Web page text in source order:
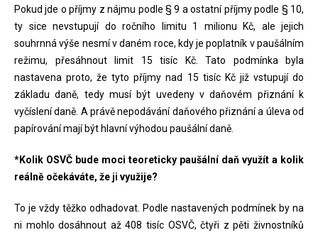
Pokud jde o příjmy z nájmu podle § 9 a ostatní příjmy podle § 10,
ty sice nevstupují do ročního limitu 1 milionu Kč, ale jejich
souhrnná výše nesmí v daném roce, kdy je poplatník v paušálním
režimu, přesáhnout limit 15 tisíc Kč. Tato podmínka byla
nastavena proto, že tyto příjmy nad 15 tisíc Kč již vstupují do
základu daně, tedy musí být uvedeny v daňovém přiznání k
vyčíslení daně. A právě nepodávání daňového přiznání a úleva od
papírování mají být hlavní výhodou paušální daně.
*Kolik OSVČ bude moci teoreticky paušální daň využít a kolik
reálně očekáváte, že ji využije?
To je vždy těžko odhadovat. Podle nastavených podmínek by na
ni mohlo dosáhnout až 408 tisíc OSVČ, čtyři z pěti živnostníků